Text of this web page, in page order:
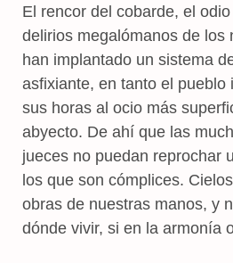
El rencor del cobarde, el
delirios megalómanos de los
han implantado un sistema
asfixiante, en tanto el pueblo
sus horas al ocio más
abyecto. De ahí que las
jueces no puedan reprochar
los que son cómplices.
obras de nuestras manos, y
dónde vivir, si en la armonía